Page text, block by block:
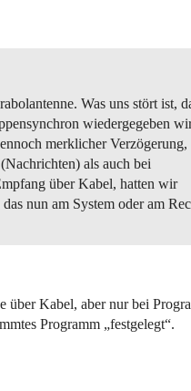
Was uns stört ist,
wiedergegeben
merklicher Verzögerung,
als auch bei
über Kabel, hatten wir
nun am System oder am
über Kabel, aber nur bei
Programm „festgelegt“.